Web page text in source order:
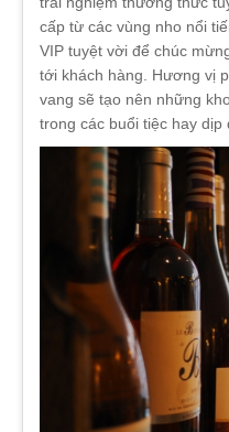
cấp từ các vùng nho nổi
VIP tuyệt vời để chúc
tới khách hàng. Hương vị
vang sẽ tạo nên những
trong các buổi tiệc hay dịp